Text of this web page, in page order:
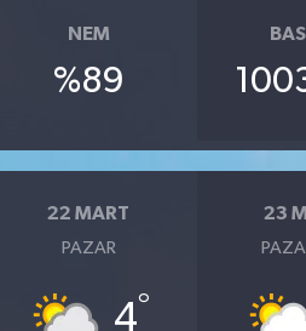
NEM
%89
22 MART
PAZAR
4°
23